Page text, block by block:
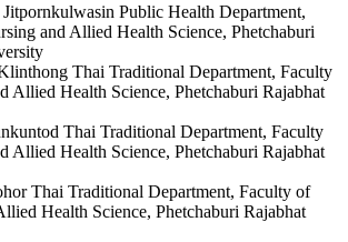
Public Health Department,
and Allied Health Science, Phetchaburi
Thai Traditional Department, Faculty
Allied Health Science, Phetchaburi Rajabhat
Thai Traditional Department, Faculty
Allied Health Science, Phetchaburi Rajabhat
Thai Traditional Department, Faculty of
Health Science, Phetchaburi Rajabhat